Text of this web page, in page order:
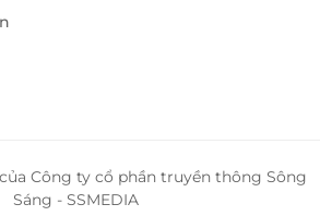
Công ty cổ phần truyền thông Sông
Sáng - SSMEDIA